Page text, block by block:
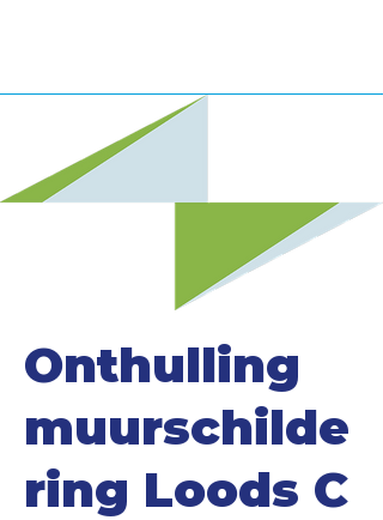
Onthulling
muurschilde
ring Loods C